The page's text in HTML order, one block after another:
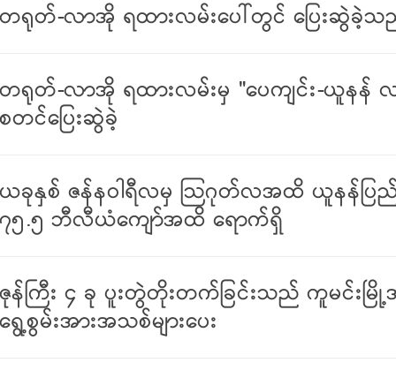
တရုတ်-လာအို ရထားလမ်းပေါ်တွင် ပြေးဆွဲခဲ့သည့်
တရုတ်-လာအို ရထားလမ်းမှ "ပေကျင်း-ယူနန်
စတင်ပြေးဆွဲခဲ့
ယခုနှစ် ဇန်နဝါရီလမှ သြဂုတ်လအထိ ယူနန်ပြ
၇၅.၅ ဘီလီယံကျော်အထိ ရောက်ရှိ
ဇုန်ကြီး ၄ ခု ပူးတွဲတိုးတက်ခြင်းသည် ကူမင်း
ရွေ့စွမ်းအားအသစ်များပေး